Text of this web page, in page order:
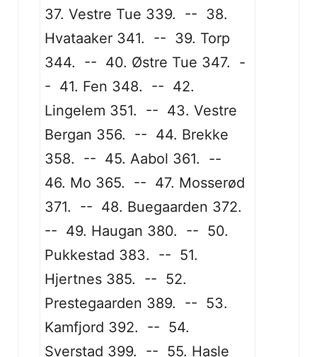
37. Vestre Tue 339. -- 38.
Hvataaker 341. -- 39. Torp
344. -- 40. Østre Tue 347. -
- 41. Fen 348. -- 42.
Lingelem 351. -- 43. Vestre
Bergan 356. -- 44. Brekke
358. -- 45. Aabol 361. --
46. Mo 365. -- 47. Mosserød
371. -- 48. Buegaarden 372.
-- 49. Haugan 380. -- 50.
Pukkestad 383. -- 51.
Hjertnes 385. -- 52.
Prestegaarden 389. -- 53.
Kamfjord 392. -- 54.
Sverstad 399. -- 55. Hasle